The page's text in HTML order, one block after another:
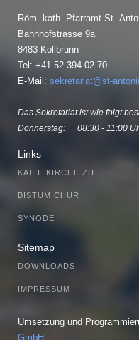
Röm.-kath. Pfarramt St.
Bahnhofstrasse 9a
8483 Kollbrunn
Tel: +41 52 394 02 70
E-Mail: sekretariat@st-
Das Sekretariat ist wie folgt
Donnerstag:
08:30 - 11:00
Links
KATH. KIRCHE ZH
BISTUM CHUR
SYNODE
Sitemap
DOWNLOADS
IMPRESSUM
Umsetzung und
GmbH